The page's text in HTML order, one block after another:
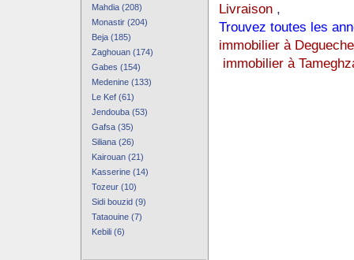
Mahdia (208)
Monastir (204)
Beja (185)
Zaghouan (174)
Gabes (154)
Medenine (133)
Le Kef (61)
Jendouba (53)
Gafsa (35)
Siliana (26)
Kairouan (21)
Kasserine (14)
Tozeur (10)
Sidi bouzid (9)
Tataouine (7)
Kebili (6)
Livraison ,
Trouvez toutes les
immobilier à Degueche
immobilier à